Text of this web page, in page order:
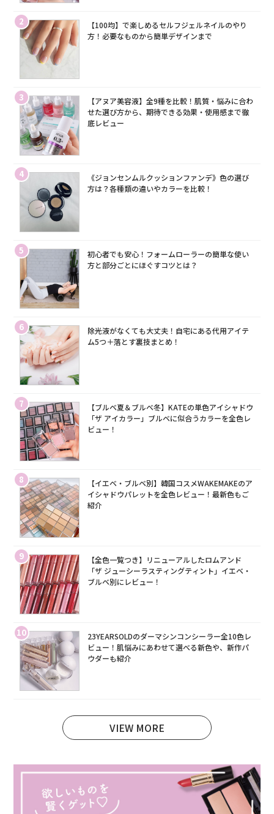
2
【100均】で楽しめるセルフジェルネイルのやり
方！必要なものから簡単デザインまで
3
【アヌア美容液】全9種を比較！肌質・悩みに合わ
せた選び方から、期待できる効果・使用感まで徹
底レビュー
4
《ジョンセンムルクッションファンデ》色の選び
方は？各種類の違いやカラーを比較！
5
初心者でも安心！フォームローラーの簡単な使い
方と部分ごとにほぐすコツとは？
6
除光液がなくても大丈夫！自宅にある代用アイテ
ム5つ＋落とす裏技まとめ！
7
【ブルベ夏＆ブルベ冬】KATEの単色アイシャドウ
「ザ アイカラー」ブルベに似合うカラーを全色レ
ビュー！
8
【イエベ・ブルベ別】韓国コスメWAKEMAKEのア
イシャドウパレットを全色レビュー！最新色もご
紹介
9
【全色一覧つき】リニューアルしたロムアンド
「ザ ジューシーラスティングティント」イエベ・
ブルベ別にレビュー！
10
23YEARSOLDのダーマシンコンシーラー全10色レ
ビュー！肌悩みにあわせて選べる新色や、新作パ
ウダーも紹介
VIEW MORE